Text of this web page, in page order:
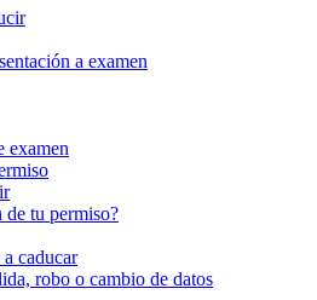
a examen
examen
de tu permiso?
caducar
robo o cambio de datos